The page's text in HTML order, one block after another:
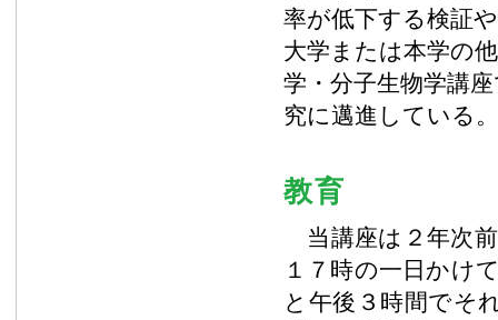
率が低下する検証
大学または本学の
学・分子生物学講
究に邁進している。
教育
当講座は２年次
１７時の一日かけ
と午後３時間でそ